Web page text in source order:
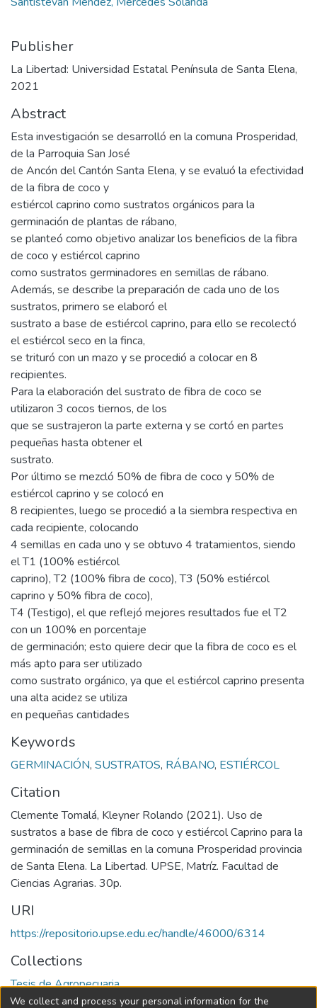
Publisher
La Libertad: Universidad Estatal Península de Santa Elena,
2021
Abstract
Esta investigación se desarrolló en la comuna Prosperidad,
de la Parroquia San José
de Ancón del Cantón Santa Elena, y se evaluó la efectividad
de la fibra de coco y
estiércol caprino como sustratos orgánicos para la
germinación de plantas de rábano,
se planteó como objetivo analizar los beneficios de la fibra
de coco y estiércol caprino
como sustratos germinadores en semillas de rábano.
Además, se describe la preparación de cada uno de los
sustratos, primero se elaboró el
sustrato a base de estiércol caprino, para ello se recolectó
el estiércol seco en la finca,
se trituró con un mazo y se procedió a colocar en 8
recipientes.
Para la elaboración del sustrato de fibra de coco se
utilizaron 3 cocos tiernos, de los
que se sustrajeron la parte externa y se cortó en partes
pequeñas hasta obtener el
sustrato.
Por último se mezcló 50% de fibra de coco y 50% de
estiércol caprino y se colocó en
8 recipientes, luego se procedió a la siembra respectiva en
cada recipiente, colocando
4 semillas en cada uno y se obtuvo 4 tratamientos, siendo
el T1 (100% estiércol
caprino), T2 (100% fibra de coco), T3 (50% estiércol
caprino y 50% fibra de coco),
T4 (Testigo), el que reflejó mejores resultados fue el T2
con un 100% en porcentaje
de germinación; esto quiere decir que la fibra de coco es el
más apto para ser utilizado
como sustrato orgánico, ya que el estiércol caprino presenta
una alta acidez se utiliza
en pequeñas cantidades
Keywords
GERMINACIÓN, SUSTRATOS, RÁBANO, ESTIÉRCOL
Citation
Clemente Tomalá, Kleyner Rolando (2021). Uso de
sustratos a base de fibra de coco y estiércol Caprino para la
germinación de semillas en la comuna Prosperidad provincia
de Santa Elena. La Libertad. UPSE, Matríz. Facultad de
Ciencias Agrarias. 30p.
URI
https://repositorio.upse.edu.ec/handle/46000/6314
Collections
Tesis de Agropecuaria
We collect and process your personal information for the